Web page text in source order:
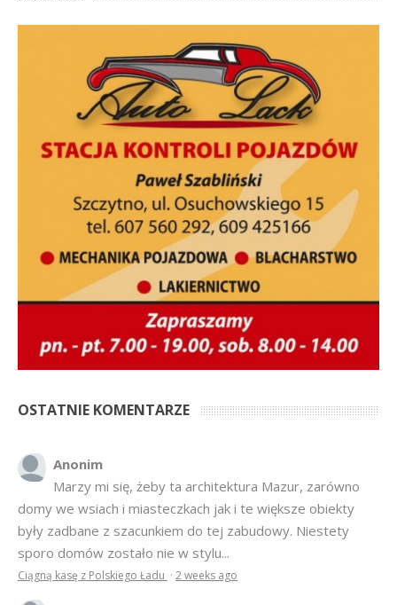
OSTATNIE KOMENTARZE
Anonim
Marzy mi się, żeby ta architektura Mazur, zarówno
domy we wsiach i miasteczkach jak i te większe obiekty
były zadbane z szacunkiem do tej zabudowy. Niestety
sporo domów zostało nie w stylu...
Ciągną kasę z Polskiego Ładu · 2 weeks ago